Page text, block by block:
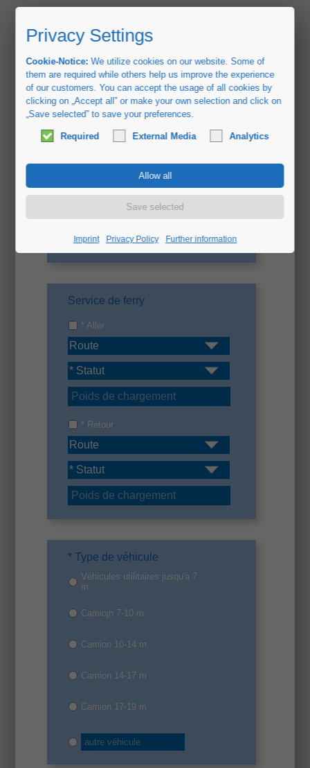
Demande de tarifs Ferries
Les champs marqués d'un * sont
Service de ferry
* Aller
* Retour
* Type de véhicule
Véhicules utilitaires jusqu'à 7
m
Camiojn 7-10 m
Camion 10-14 m
Camion 14-17 m
Camion 17-19 m
Privacy Settings
Cookie-Notice:We utilize cookies on our website. Some of
them are required while others help us improve the experience
of our customers. You can accept the usage of all cookies by
clicking on „Accept all” or make your own selection and click on
„Save selected” to save your preferences.
Required External Media Analytics
Imprint Privacy Policy Further information